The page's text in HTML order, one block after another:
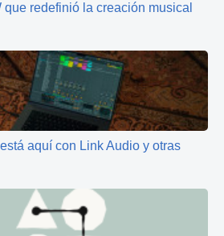
redefinió la creación musical
aquí con Link Audio y otras